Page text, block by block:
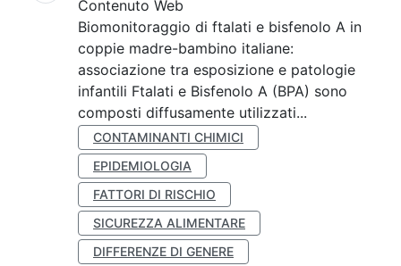
Contenuto Web
Biomonitoraggio di ftalati e bisfenolo A in
coppie madre-bambino italiane:
associazione tra esposizione e patologie
infantili Ftalati e Bisfenolo A (BPA) sono
composti diffusamente utilizzati...
CONTAMINANTI CHIMICI
EPIDEMIOLOGIA
FATTORI DI RISCHIO
SICUREZZA ALIMENTARE
DIFFERENZE DI GENERE